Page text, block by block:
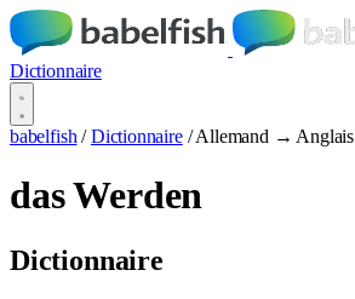
Dictionnaire
babelfish / Dictionnaire / Allemand → Anglais
das Werden
Dictionnaire